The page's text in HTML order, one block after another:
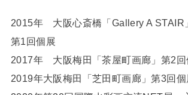
2015年 大阪心斎橋「Gallery A STAIR
第1回個展
2017年 大阪梅田「茶屋町画廊」第2回
2019年大阪梅田「芝田町画廊」第3回個